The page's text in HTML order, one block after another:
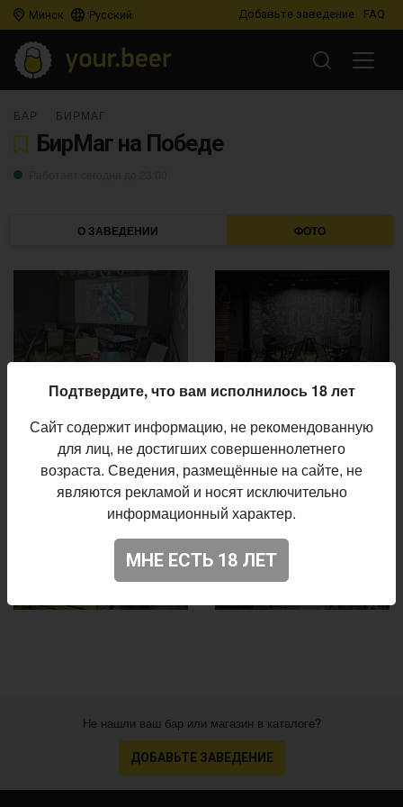
Минск Русский Добавьте заведение FAQ
БАР БИРМАГ
БирМаг на Победе
О ЗАВЕДЕНИИ ФОТО
Не нашли ваш бар или магазин в каталоге?
ДОБАВЬТЕ ЗАВЕДЕНИЕ
Подтвердите, что вам исполнилось 18 лет
Сайт содержит информацию, не рекомендованную
для лиц, не достигших совершеннолетнего
возраста. Сведения, размещённые на сайте, не
являются рекламой и носят исключительно
информационный характер.
МНЕ ЕСТЬ 18 ЛЕТ